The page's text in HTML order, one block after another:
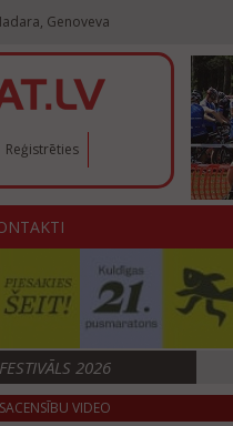
Genoveva
Reģistrēties
2026
SACENSĪBU VIDEO